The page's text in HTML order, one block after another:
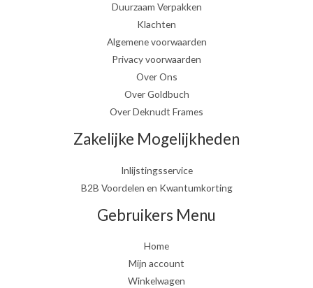
Duurzaam Verpakken
Klachten
Algemene voorwaarden
Privacy voorwaarden
Over Ons
Over Goldbuch
Over Deknudt Frames
Zakelijke Mogelijkheden
Inlijstingsservice
B2B Voordelen en Kwantumkorting
Gebruikers Menu
Home
Mijn account
Winkelwagen